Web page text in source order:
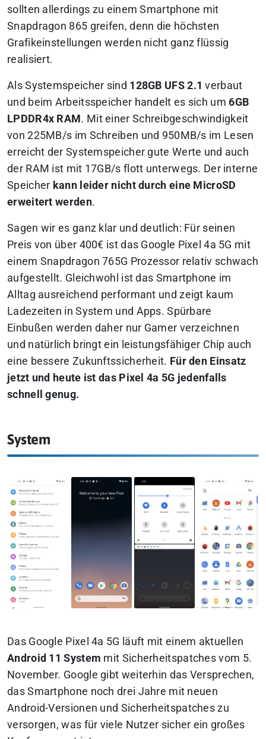
sollten allerdings zu einem Smartphone mit
Snapdragon 865 greifen, denn die höchsten
Grafikeinstellungen werden nicht ganz flüssig
realisiert.
Als Systemspeicher sind 128GB UFS 2.1 verbaut
und beim Arbeitsspeicher handelt es sich um6GB
LPDDR4x RAM . Mit einer Schreibgeschwindigkeit
von 225MB/s im Schreiben und 950MB/s im Lesen
erreicht der Systemspeicher gute Werte und auch
der RAM ist mit 17GB/s flott unterwegs. Der interne
Speicher kann leider nicht durch eine MicroSD
erweitert werden.
Sagen wir es ganz klar und deutlich: Für seinen
Preis von über 400€ ist das Google Pixel 4a 5G mit
einem Snapdragon 765G Prozessor relativ schwach
aufgestellt. Gleichwohl ist das Smartphone im
Alltag ausreichend performant und zeigt kaum
Ladezeiten in System und Apps. Spürbare
Einbußen werden daher nur Gamer verzeichnen
und natürlich bringt ein leistungsfähiger Chip auch
eine bessere Zukunftssicherheit. Für den Einsatz
jetzt und heute ist das Pixel 4a 5G jedenfalls
schnell genug.
System
Das Google Pixel 4a 5G läuft mit einem aktuellen
Android 11 System mit Sicherheitspatches vom 5.
November. Google gibt weiterhin das Versprechen,
das Smartphone noch drei Jahre mit neuen
Android-Versionen und Sicherheitspatches zu
versorgen, was für viele Nutzer sicher ein großes